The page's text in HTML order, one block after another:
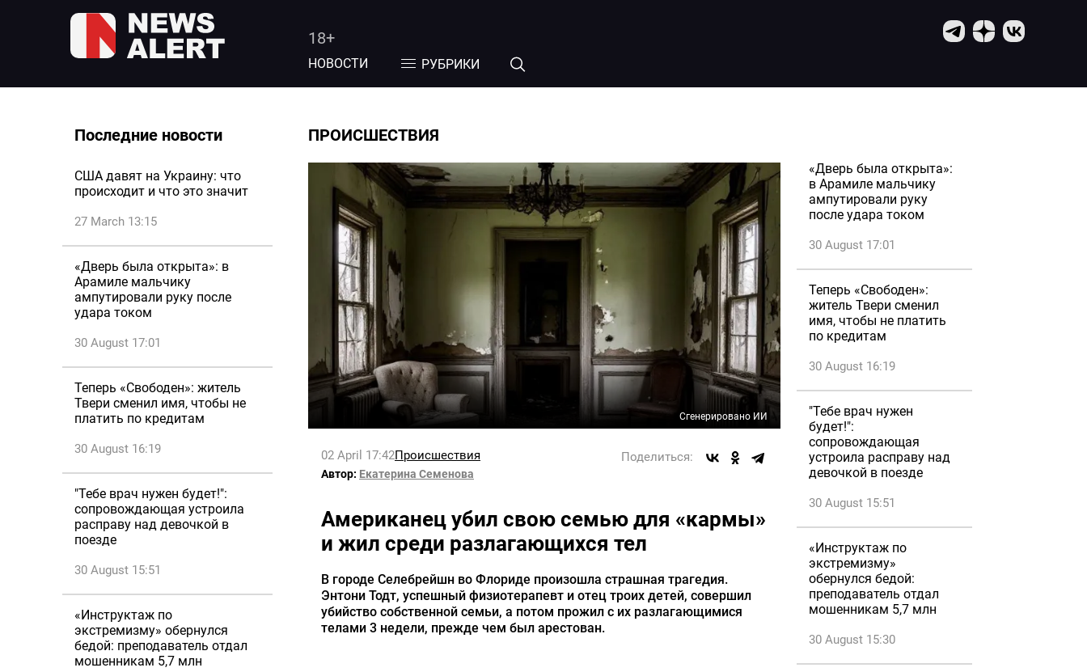
18+
НОВОСТИ РУБРИКИ
Последние новости
США давят на Украину: что
происходит и что это значит
27 March 13:15
«Дверь была открыта»: в
Арамиле мальчику
ампутировали руку после
удара током
30 August 17:01
Теперь «Свободен»: житель
Твери сменил имя, чтобы не
платить по кредитам
30 August 16:19
"Тебе врач нужен будет!":
сопровождающая устроила
расправу над девочкой в
поезде
30 August 15:51
«Инструктаж по
экстремизму» обернулся
бедой: преподаватель отдал
мошенникам 5,7 млн
ПРОИСШЕСТВИЯ
Сгенерировано ИИ
02 April 17:42Происшествия Поделиться:
Автор: Екатерина Семенова
Американец убил свою семью для «кармы»
и жил среди разлагающихся тел
В городе Селебрейшн во Флориде произошла страшная трагедия.
Энтони Тодт, успешный физиотерапевт и отец троих детей, совершил
убийство собственной семьи, а потом прожил с их разлагающимися
телами 3 недели, прежде чем был арестован.
«Дверь была открыта»:
в Арамиле мальчику
ампутировали руку
после удара током
30 August 17:01
Теперь «Свободен»:
житель Твери сменил
имя, чтобы не платить
по кредитам
30 August 16:19
"Тебе врач нужен
будет!":
сопровождающая
устроила расправу над
девочкой в поезде
30 August 15:51
«Инструктаж по
экстремизму»
обернулся бедой:
преподаватель отдал
мошенникам 5,7 млн
30 August 15:30